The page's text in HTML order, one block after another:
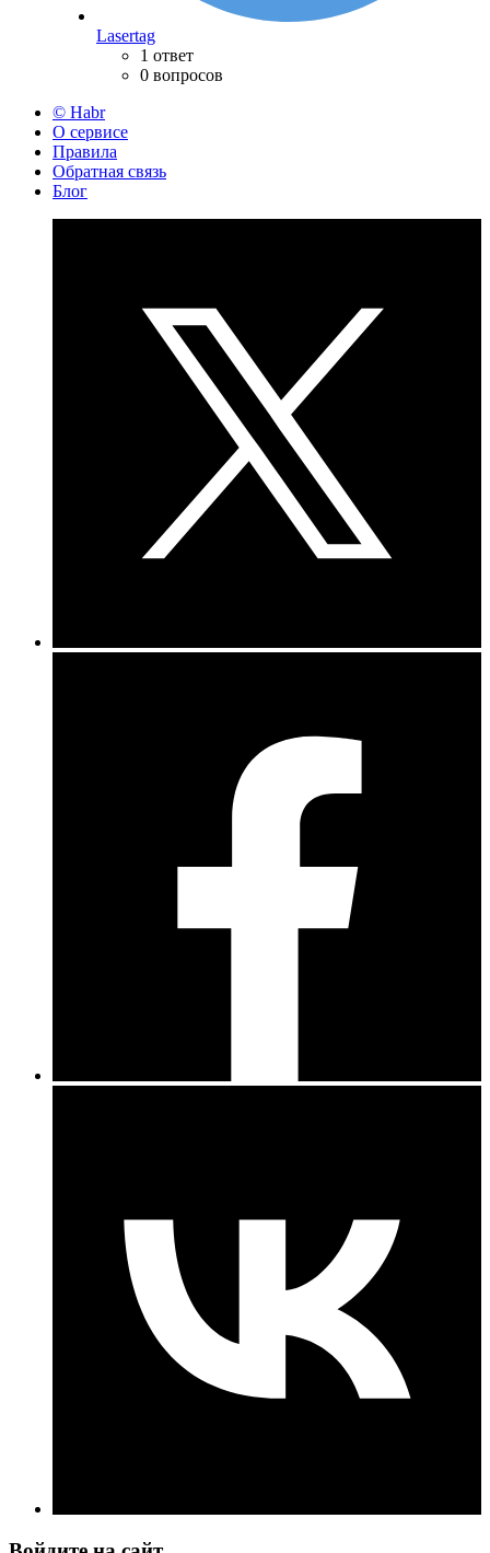
Lasertag
1 ответ
0 вопросов
© Habr
О сервисе
Правила
Обратная связь
Блог